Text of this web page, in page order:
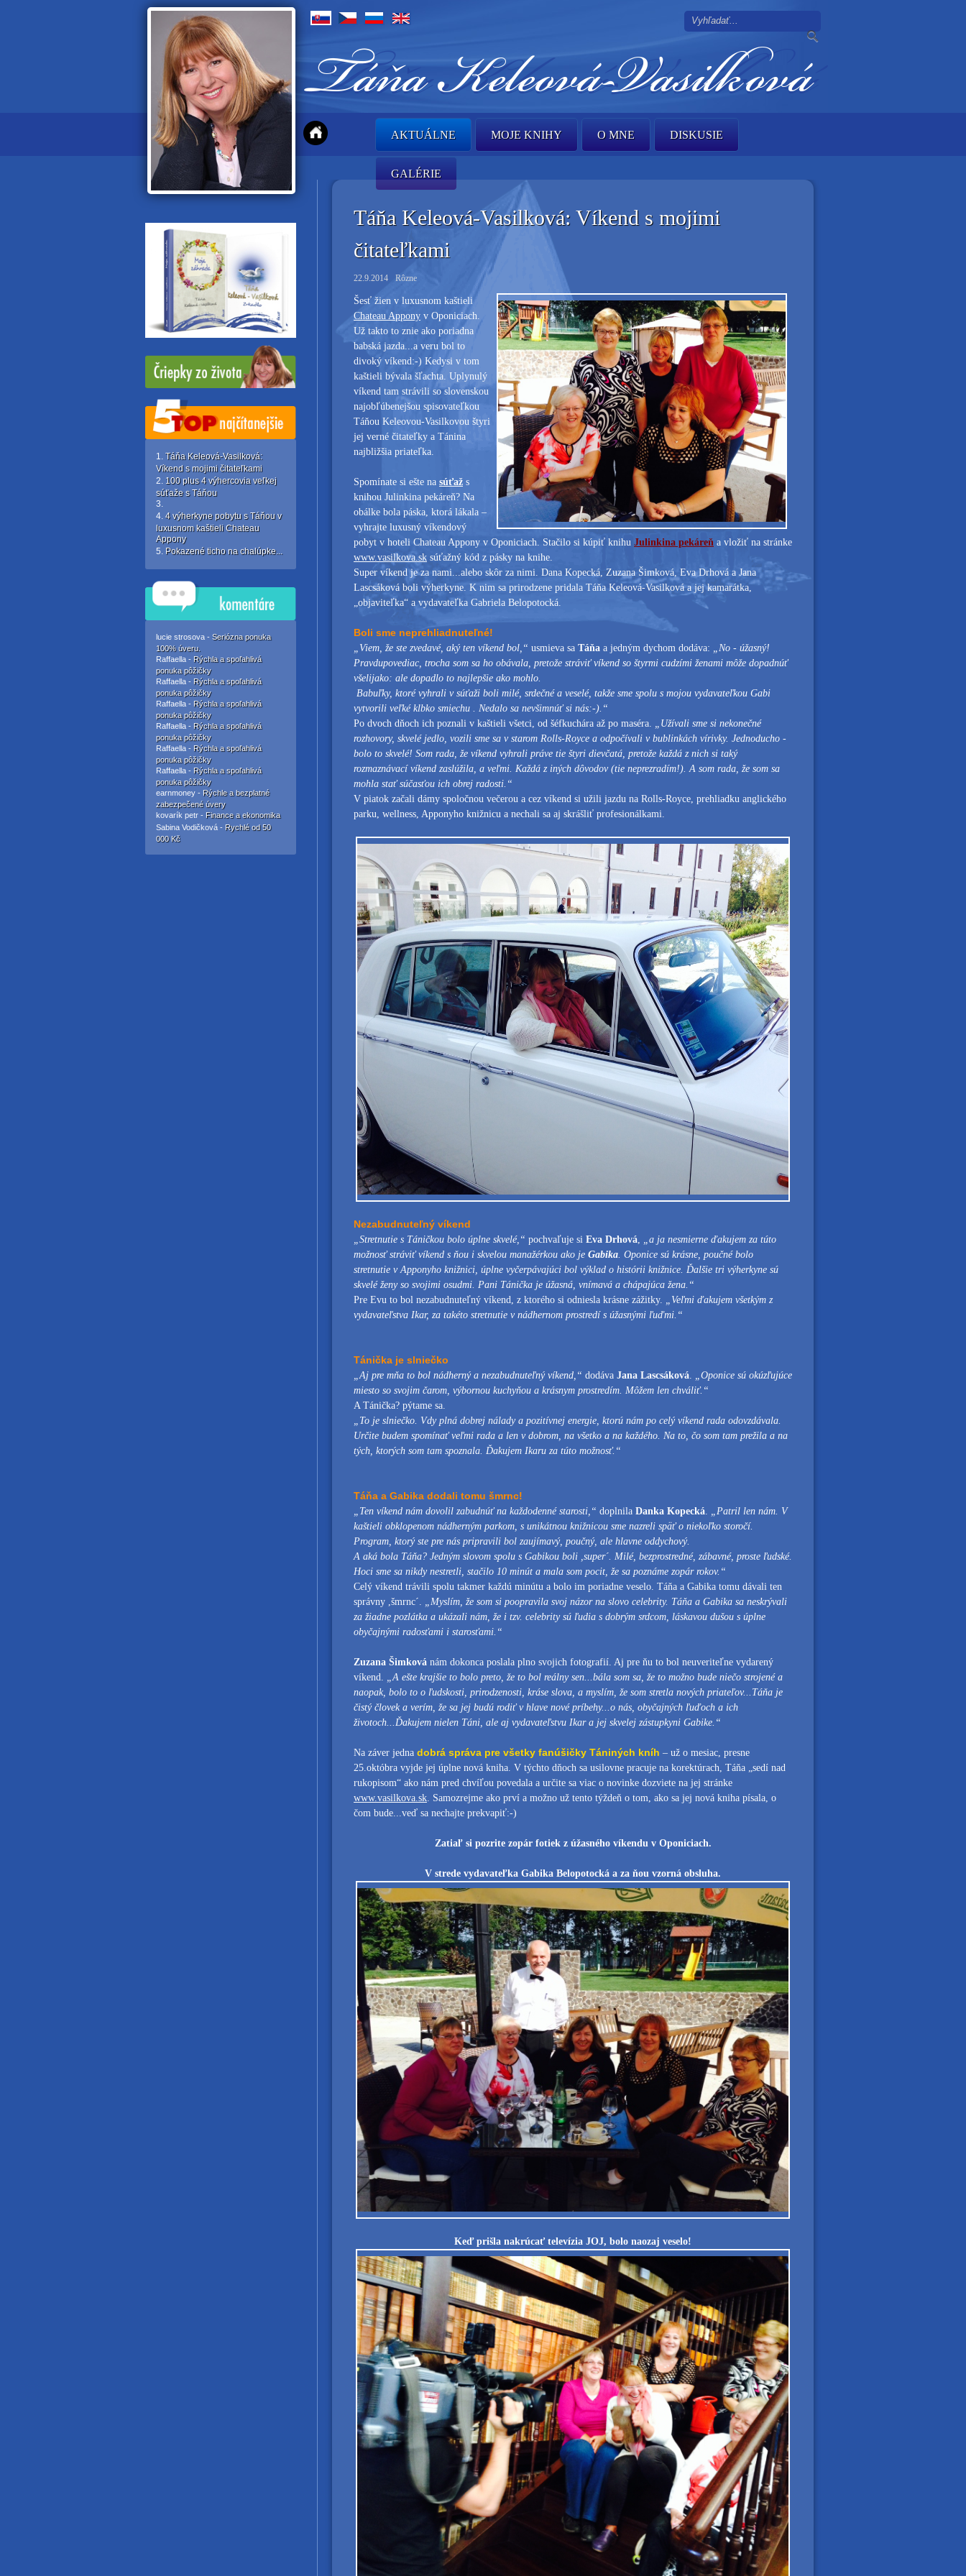
AKTUÁLNE MOJE KNIHY O MNE DISKUSIE
GALÉRIE
Táňa Keleová-Vasilková:
Víkend s mojimi čitateľkami
100 plus 4 výhercovia veľkej
súťaže s Táňou
4 výherkyne pobytu s Táňou v
luxusnom kaštieli Chateau
Appony
Pokazené ticho na chalúpke...
lucie strosova - Seriózna ponuka
100% úveru.
Raffaella - Rýchla a spoľahlivá
ponuka pôžičky
Raffaella - Rýchla a spoľahlivá
ponuka pôžičky
Raffaella - Rýchla a spoľahlivá
ponuka pôžičky
Raffaella - Rýchla a spoľahlivá
ponuka pôžičky
Raffaella - Rýchla a spoľahlivá
ponuka pôžičky
Raffaella - Rýchla a spoľahlivá
ponuka pôžičky
earnmoney - Rýchle a bezplatné
zabezpečené úvery
kovarík petr - Finance a ekonomika
Sabina Vodičková - Rychlé od 50
000 Kč
Táňa Keleová-Vasilková: Víkend s mojimi
čitateľkami
22.9.2014 Rôzne
Šesť žien v luxusnom kaštieli
Chateau Appony v Oponiciach.
Už takto to znie ako poriadna
babská jazda...a veru bol to
divoký víkend:-) Kedysi v tom
kaštieli bývala šľachta. Uplynulý
víkend tam strávili so slovenskou
najobľúbenejšou spisovateľkou
Táňou Keleovou-Vasilkovou štyri
jej verné čitateľky a Tánina
najbližšia priateľka.
Spomínate si ešte na súťaž s
knihou Julinkina pekáreň? Na
obálke bola páska, ktorá lákala –
vyhrajte luxusný víkendový
pobyt v hoteli Chateau Appony v Oponiciach. Stačilo si kúpiť knihu Julinkina pekáreň a vložiť na stránke
www.vasilkova.sk súťažný kód z pásky na knihe.
Super víkend je za nami...alebo skôr za nimi. Dana Kopecká, Zuzana Šimková, Eva Drhová a Jana
Lascsáková boli výherkyne. K nim sa prirodzene pridala Táňa Keleová-Vasilková a jej kamarátka,
„objaviteľka“ a vydavateľka Gabriela Belopotocká.
Boli sme neprehliadnuteľné!
„Viem, že ste zvedavé, aký ten víkend bol,“ usmieva sa Táňa a jedným dychom dodáva: „No - úžasný!
Pravdupovediac, trocha som sa ho obávala, pretože stráviť víkend so štyrmi cudzími ženami môže dopadnúť
všelijako: ale dopadlo to najlepšie ako mohlo.
Babuľky, ktoré vyhrali v súťaži boli milé, srdečné a veselé, takže sme spolu s mojou vydavateľkou Gabi
vytvorili veľké klbko smiechu . Nedalo sa nevšimnúť si nás:-).“
Po dvoch dňoch ich poznali v kaštieli všetci, od šéfkuchára až po maséra. „Užívali sme si nekonečné
rozhovory, skvelé jedlo, vozili sme sa v starom Rolls-Royce a odpočívali v bublinkách vírivky. Jednoducho -
bolo to skvelé! Som rada, že víkend vyhrali práve tie štyri dievčatá, pretože každá z nich si taký
rozmaznávací víkend zaslúžila, a veľmi. Každá z iných dôvodov (tie neprezradím!). A som rada, že som sa
mohla stať súčasťou ich obrej radosti.“
V piatok začali dámy spoločnou večerou a cez víkend si užili jazdu na Rolls-Royce, prehliadku anglického
parku, wellness, Apponyho knižnicu a nechali sa aj skrášliť profesionálkami.
Nezabudnuteľný víkend
„Stretnutie s Táničkou bolo úplne skvelé,“ pochvaľuje si Eva Drhová, „a ja nesmierne ďakujem za túto
možnosť stráviť víkend s ňou i skvelou manažérkou ako je Gabika. Oponice sú krásne, poučné bolo
stretnutie v Apponyho knižnici, úplne vyčerpávajúci bol výklad o histórii knižnice. Ďalšie tri výherkyne sú
skvelé ženy so svojimi osudmi. Pani Tánička je úžasná, vnímavá a chápajúca žena.“
Pre Evu to bol nezabudnuteľný víkend, z ktorého si odniesla krásne zážitky. „Veľmi ďakujem všetkým z
vydavateľstva Ikar, za takéto stretnutie v nádhernom prostredí s úžasnými ľuďmi.“
Tánička je slniečko
„Aj pre mňa to bol nádherný a nezabudnuteľný víkend,“ dodáva Jana Lascsáková. „Oponice sú okúzľujúce
miesto so svojim čarom, výbornou kuchyňou a krásnym prostredím. Môžem len chváliť.“
A Tánička? pýtame sa.
„To je slniečko. Vdy plná dobrej nálady a pozitívnej energie, ktorú nám po celý víkend rada odovzdávala.
Určite budem spomínať veľmi rada a len v dobrom, na všetko a na každého. Na to, čo som tam prežila a na
tých, ktorých som tam spoznala. Ďakujem Ikaru za túto možnosť.“
Táňa a Gabika dodali tomu šmrnc!
„Ten víkend nám dovolil zabudnúť na každodenné starosti,“ doplnila Danka Kopecká. „Patril len nám. V
kaštieli obklopenom nádherným parkom, s unikátnou knižnicou sme nazreli späť o niekoľko storočí.
Program, ktorý ste pre nás pripravili bol zaujímavý, poučný, ale hlavne oddychový.
A aká bola Táňa? Jedným slovom spolu s Gabikou boli ,super´. Milé, bezprostredné, zábavné, proste ľudské.
Hoci sme sa nikdy nestretli, stačilo 10 minút a mala som pocit, že sa poznáme zopár rokov.“
Celý víkend trávili spolu takmer každú minútu a bolo im poriadne veselo. Táňa a Gabika tomu dávali ten
správny ,šmrnc´. „Myslím, že som si poopravila svoj názor na slovo celebrity. Táňa a Gabika sa neskrývali
za žiadne pozlátka a ukázali nám, že i tzv. celebrity sú ľudia s dobrým srdcom, láskavou dušou s úplne
obyčajnými radosťami i starosťami.“
Zuzana Šimková nám dokonca poslala plno svojich fotografií. Aj pre ňu to bol neuveriteľne vydarený
víkend. „A ešte krajšie to bolo preto, že to bol reálny sen...bála som sa, že to možno bude niečo strojené a
naopak, bolo to o ľudskosti, prirodzenosti, kráse slova, a myslím, že som stretla nových priateľov...Táňa je
čistý človek a verím, že sa jej budú rodiť v hlave nové príbehy...o nás, obyčajných ľuďoch a ich
životoch...Ďakujem nielen Táni, ale aj vydavateľstvu Ikar a jej skvelej zástupkyni Gabike.“
Na záver jedna dobrá správa pre všetky fanúšičky Tániných kníh – už o mesiac, presne
25.októbra vyjde jej úplne nová kniha. V týchto dňoch sa usilovne pracuje na korektúrach, Táňa „sedí nad
rukopisom“ ako nám pred chvíľou povedala a určite sa viac o novinke dozviete na jej stránke
www.vasilkova.sk. Samozrejme ako prví a možno už tento týždeň o tom, ako sa jej nová kniha písala, o
čom bude...veď sa nechajte prekvapiť:-)
Zatiaľ si pozrite zopár fotiek z úžasného víkendu v Oponiciach.
V strede vydavateľka Gabika Belopotocká a za ňou vzorná obsluha.
Keď prišla nakrúcať televízia JOJ, bolo naozaj veselo!